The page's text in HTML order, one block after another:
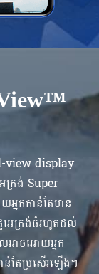
view display
ក្រង់ Super
នកកាន់តែមាន
េក្រង់ធំរហូតដល់
អាចអោយអ្នក
តែប្រសើរឡើង។